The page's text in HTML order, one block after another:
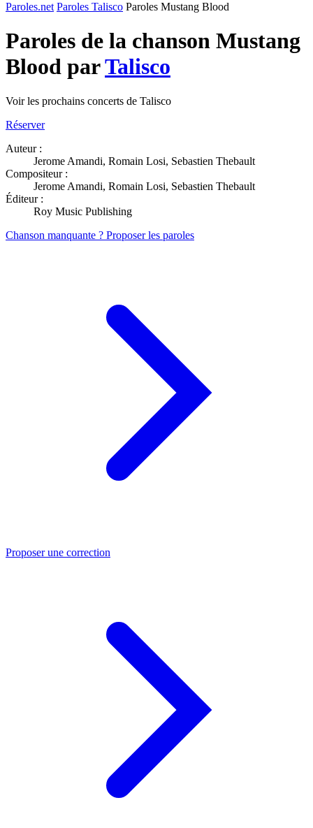
Paroles.net Paroles Talisco Paroles Mustang Blood
Paroles de la chanson Mustang
Blood parTalisco
Voir les prochains concerts de Talisco
Réserver
Auteur :
Jerome Amandi, Romain Losi, Sebastien Thebault
Compositeur :
Jerome Amandi, Romain Losi, Sebastien Thebault
Éditeur :
Roy Music Publishing
Chanson manquante ? Proposer les paroles
Proposer une correction